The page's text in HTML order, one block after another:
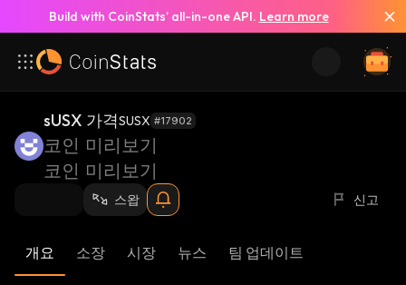
Build with CoinStats’ all-in-one API. Learn more
sUSX 가격SUSX #17902
코인 미리보기
코인 미리보기
스왑 신고
개요 소장 시장 뉴스 팀 업데이트